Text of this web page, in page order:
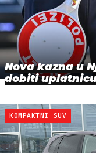
Nova kazna u
dobiti
KOMPAKTNI SUV